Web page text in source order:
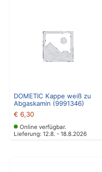
DOMETIC Kappe weiß zu
Abgaskamin (9991346)
€ 6,30
Online verfügbar.
Lieferung: 12.8. - 18.8.2026